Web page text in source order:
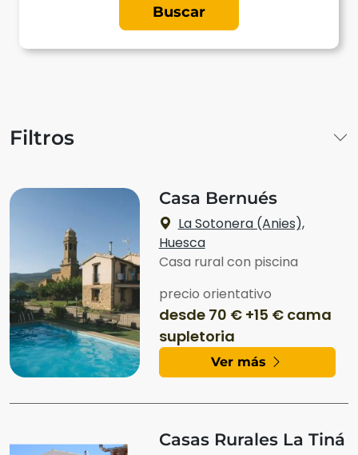
Filtros
Casa Bernués
La Sotonera (Anies),
Huesca
Casa rural con piscina
precio orientativo
desde 70 € +15 € cama
supletoria
Ver más
Casas Rurales La Tiná